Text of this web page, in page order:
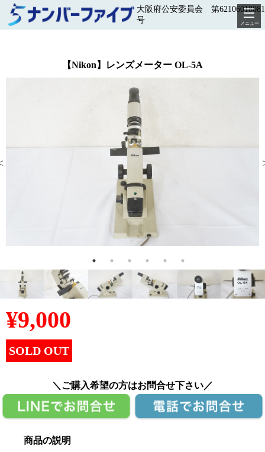
大阪府公安委員会 第
号
メニュー
【Nikon】レンズメーター OL-5A
¥9,000
SOLD OUT
＼ご購入希望の方はお問合せ下さい／
商品の説明